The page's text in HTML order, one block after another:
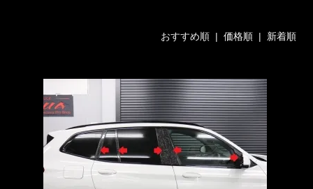
おすすめ順 | 価格順| 新着順